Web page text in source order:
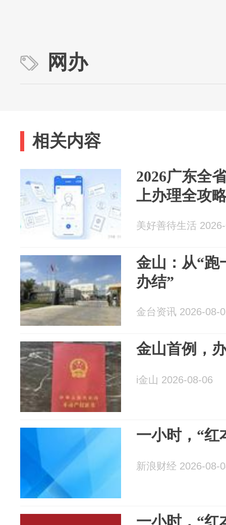
网办
相关内容
2026广东全
上办理全攻
美好善待生活
金山：从“跑
办结”
金台资讯 2026-08-
金山首例，
i金山 2026-08-06
一小时，“红
新浪财经 2026-08-
一小时，“红